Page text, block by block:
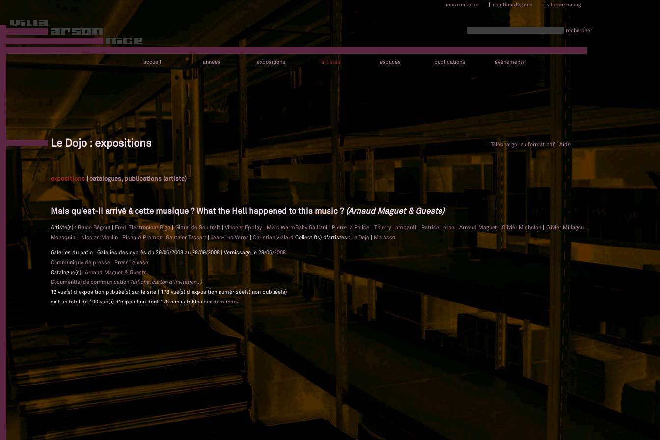
nous contacter | mentions légales | villa-arson.org
rechercher
accueil années expositions artistes espaces publications événements
Le Dojo : expositions Télécharger au format pdf | Aide
expositions|catalogues, publications (artiste)
Mais qu'est-il arrivé à cette musique ? What the Hell happened to this music ?(Arnaud Maguet & Guests)
Artiste(s) : Bruce Bégout | Fred Electronicat Bigo|Gibus de Soultrait | Vincent Epplay |Marc WarmBaby Galliani | Pierre la Police |Thierry Lombardi | Patrice Lorho | Arnaud Maguet |Olivier Michelon | Olivier Millagou |
Monoquini | Nicolas Moulin | Richard Prompt | Gauthier Tassart|Jean-Luc Verna | Christian Vialard Collectif(s) d'artistes : Le Dojo | Ma Asso
Galeries du patio | Galeries des cyprès du 29/06/2008 au 28/09/2008 | Vernissage le 28/06/2008
Communiqué de presse | Press release
Catalogue(s) :Arnaud Maguet & Guests
Document(s) de communication (affiche, carton d'invitation...)
12 vue(s) d'exposition publiée(s) sur le site | 178 vue(s) d'exposition numérisée(s) non publiée(s)
soit un total de 190 vue(s) d'exposition dont 178 consultables sur demande.